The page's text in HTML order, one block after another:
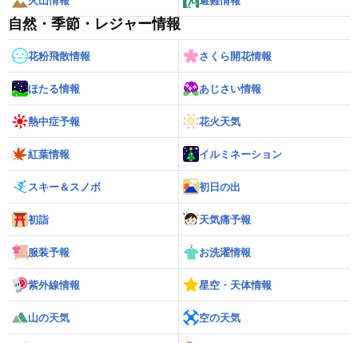
自然・季節・レジャー情報
花粉飛散情報 さくら開花情報
ほたる情報 あじさい情報
熱中症予報 花火天気
紅葉情報 イルミネーション
スキー＆スノボ 初日の出
初詣 天気痛予報
服装予報 お洗濯情報
紫外線情報 星空・天体情報
山の天気 空の天気